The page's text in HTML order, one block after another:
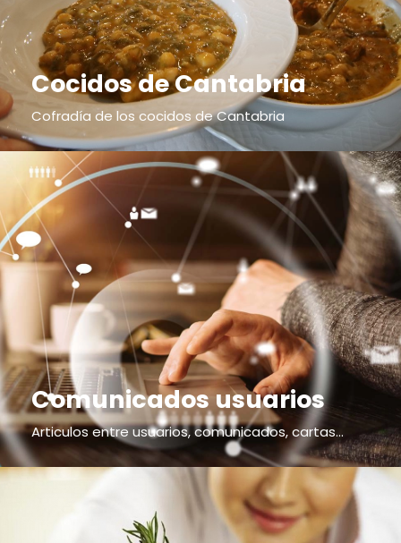
Cocidos de Cantabria
Cofradía de los cocidos de Cantabria
Comunicados usuarios
Articulos entre usuarios, comunicados, cartas...